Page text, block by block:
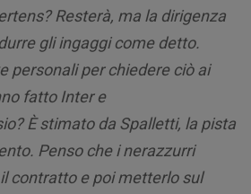
Resterà, ma la dirigenza
gli ingaggi come detto.
personali per chiedere ciò ai
fatto Inter e
È stimato da Spalletti, la pista
Penso che i nerazzurri
contratto e poi metterlo sul